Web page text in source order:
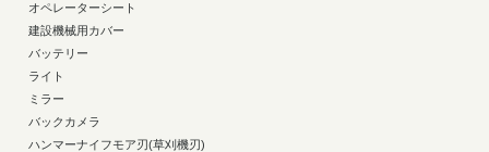
オペレーターシート
建設機械用カバー
バッテリー
ライト
ミラー
バックカメラ
ハンマーナイフモア刃(草刈機刃)